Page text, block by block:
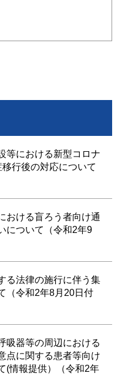
等における新型コロナ
行後の対応について
おける盲ろう者向け通
について（令和2年9
る法律の施行に伴う集
（令和2年8月20日付
吸器等の周辺における
点に関する患者等向け
(情報提供）（令和2年